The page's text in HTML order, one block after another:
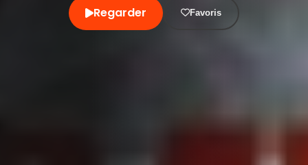
Regarder Favoris